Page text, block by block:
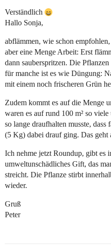
Verständlich
Hallo Sonja,
abflämmen, wie schon
aber eine Menge Arbeit: Erst
dann sauberspritzen. Die
für manche ist es wie Düngung:
mit einem noch frischeren Grün
Zudem kommt es auf die Menge
waren es auf rund 100 m² so
so lange draufhalten musste, dass
(5 Kg) dabei drauf ging. Das geht
Ich nehme jetzt Roundup, gibt es
umweltunschädliches Gift, das
streicht. Die Pflanze stirbt
wieder.
Gruß
Peter